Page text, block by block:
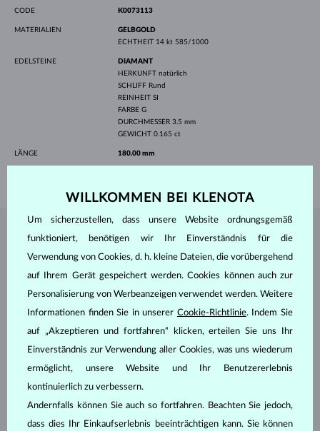
CODE K0073113
MATERIALIEN
GELBGOLD
ECHTHEIT 14 kt 585/1000
EDELSTEINE
DIAMANT
HERKUNFT natürlich
SCHLIFF Rund
REINHEIT SI
FARBE G
DURCHMESSER 3.5 mm
GEWICHT 0.165 ct
LÄNGE 180.00 mm
SCHMUCK AUS DEMKLENOTA ATELIER
WILLKOMMEN BEI KLENOTA
Um sicherzustellen, dass unsere Website ordnungsgemäß
funktioniert, benötigen wir Ihr Einverständnis für die
Verwendung von Cookies, d. h. kleine Dateien, die vorübergehend
auf Ihrem Gerät gespeichert werden. Cookies können auch zur
Personalisierung von Werbeanzeigen verwendet werden. Weitere
Informationen finden Sie in unserer Cookie-Richtlinie. Indem Sie
auf „Akzeptieren und fortfahren“ klicken, erteilen Sie uns Ihr
Einverständnis zur Verwendung aller Cookies, was uns wiederum
ermöglicht, unsere Website und Ihr Benutzererlebnis
kontinuierlich zu verbessern.
Andernfalls können Sie auch so fortfahren. Beachten Sie jedoch,
dass dies Ihr Einkaufserlebnis beeinträchtigen kann. Sie können